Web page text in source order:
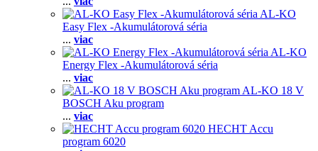
AL-KO
Easy Flex -Akumulátorová séria
... viac
AL-KO
Energy Flex -Akumulátorová séria
... viac
AL-KO 18 V
BOSCH Aku program
... viac
HECHT Accu
program 6020